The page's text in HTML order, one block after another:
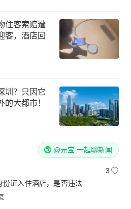
住客索赔遭
客，酒店回
圳？只因它
的大都市！
@元宝 一起聊新闻
3
份证入住酒店，是否违法